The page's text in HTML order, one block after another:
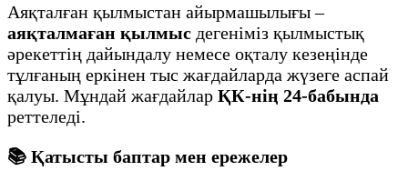
Аяқталған қылмыстан айырмашылығы –
аяқталмаған қылмыс дегеніміз қылмыстық
әрекеттің дайындалу немесе оқталу кезеңінде
тұлғаның еркінен тыс жағдайларда жүзеге аспай
қалуы. Мұндай жағдайлар ҚК-нің 24-бабында
реттеледі.
📚 Қатысты баптар мен ережелер